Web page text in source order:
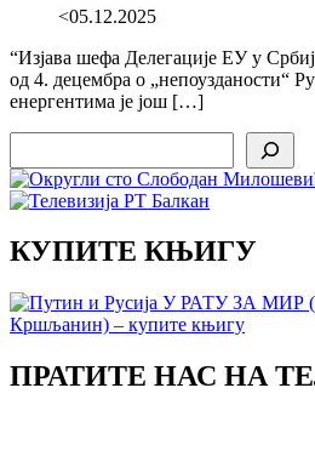
<05.12.2025
“Изјава шефа Делегације ЕУ у
од 4. децембра о „непоузданости“
енергентима је још […]
КУПИТЕ КЊИГУ
ПРАТИТЕ НАС НА